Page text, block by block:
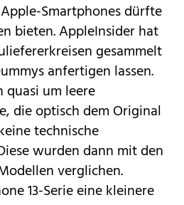
Smartphones dürfte
bieten.AppleInsiderhat
gesammelt
anfertigen lassen.
quasi um leere
die optisch dem Original
technische
wurden dann mit den
verglichen.
13-Serie eine kleinere